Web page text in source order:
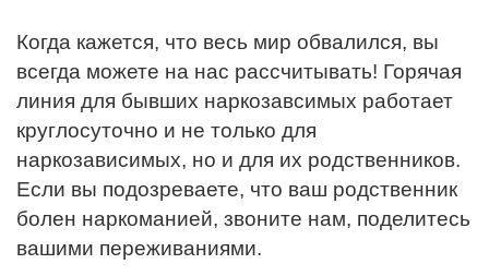
Когда кажется, что весь мир обвалился, вы
всегда можете на нас рассчитывать! Горячая
линия для бывших наркозавсимых работает
круглосуточно и не только для
наркозависимых, но и для их родственников.
Если вы подозреваете, что ваш родственник
болен наркоманией, звоните нам, поделитесь
вашими переживаниями.